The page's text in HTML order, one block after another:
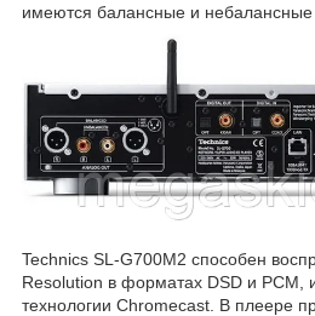
имеются балансные и небалансные
Technics SL-G700M2 способен
Resolution в форматах DSD и PCM,
технологии Chromecast. В плеере